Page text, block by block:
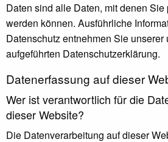
Daten sind alle Daten, mit denen
werden können. Ausführliche
Datenschutz entnehmen Sie unserer
aufgeführten Datenschutzerklärung.
Datenerfassung auf dieser
Wer ist verantwortlich für die
dieser Website?
Die Datenverarbeitung auf dieser